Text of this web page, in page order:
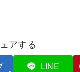
アする
LINE